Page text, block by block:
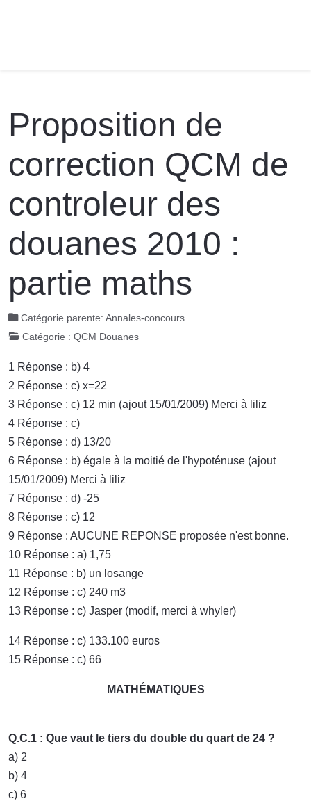
Proposition de
correction QCM de
controleur des
douanes 2010 :
partie maths
Catégorie parente: Annales-concours
Catégorie : QCM Douanes
1 Réponse : b) 4
2 Réponse : c) x=22
3 Réponse : c) 12 min (ajout 15/01/2009) Merci à liliz
4 Réponse : c)
5 Réponse : d) 13/20
6 Réponse : b) égale à la moitié de l'hypoténuse (ajout
15/01/2009) Merci à liliz
7 Réponse : d) -25
8 Réponse : c) 12
9 Réponse : AUCUNE REPONSE proposée n'est bonne.
10 Réponse : a) 1,75
11 Réponse : b) un losange
12 Réponse : c) 240 m3
13 Réponse : c) Jasper (modif, merci à whyler)
14 Réponse : c) 133.100 euros
15 Réponse : c) 66
MATHÉMATIQUES
Q.C.1 : Que vaut le tiers du double du quart de 24 ?
a) 2
b) 4
c) 6